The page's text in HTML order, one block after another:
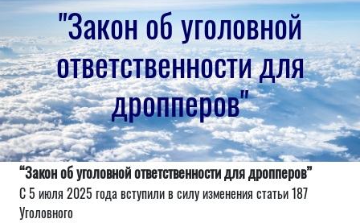
"Закон об уголовной
ответственности для
дропперов"
“Закон об уголовной ответственности для дропперов”
С 5 июля 2025 года вступили в силу изменения статьи 187
Уголовного